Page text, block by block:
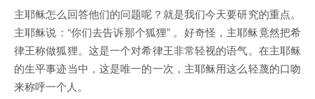
主耶稣怎么回答他们的问题呢？就是我们今天要研究的重点。
主耶稣说：“你们去告诉那个狐狸” 。好奇怪，主耶稣竟然把希
律王称做狐狸。这是一个对希律王非常轻视的语气。在主耶稣
的生平事迹当中，这是唯一的一次，主耶稣用这么轻蔑的口吻
来称呼一个人。